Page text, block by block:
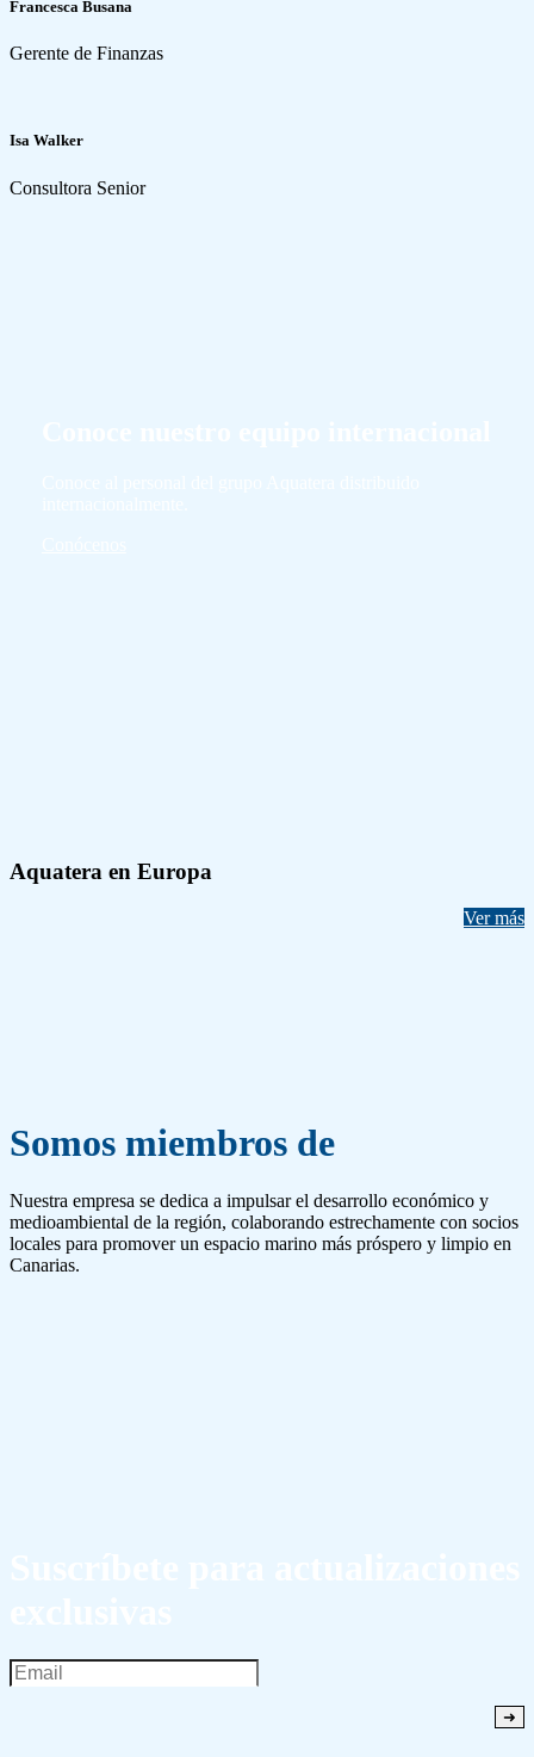
Francesca Busana
Gerente de Finanzas
Isa Walker
Consultora Senior
Aquatera en Europa
Ver más
Somos miembros de
Nuestra empresa se dedica a impulsar el desarrollo económico y
medioambiental de la región, colaborando estrechamente con socios
locales para promover un espacio marino más próspero y limpio en
Canarias.